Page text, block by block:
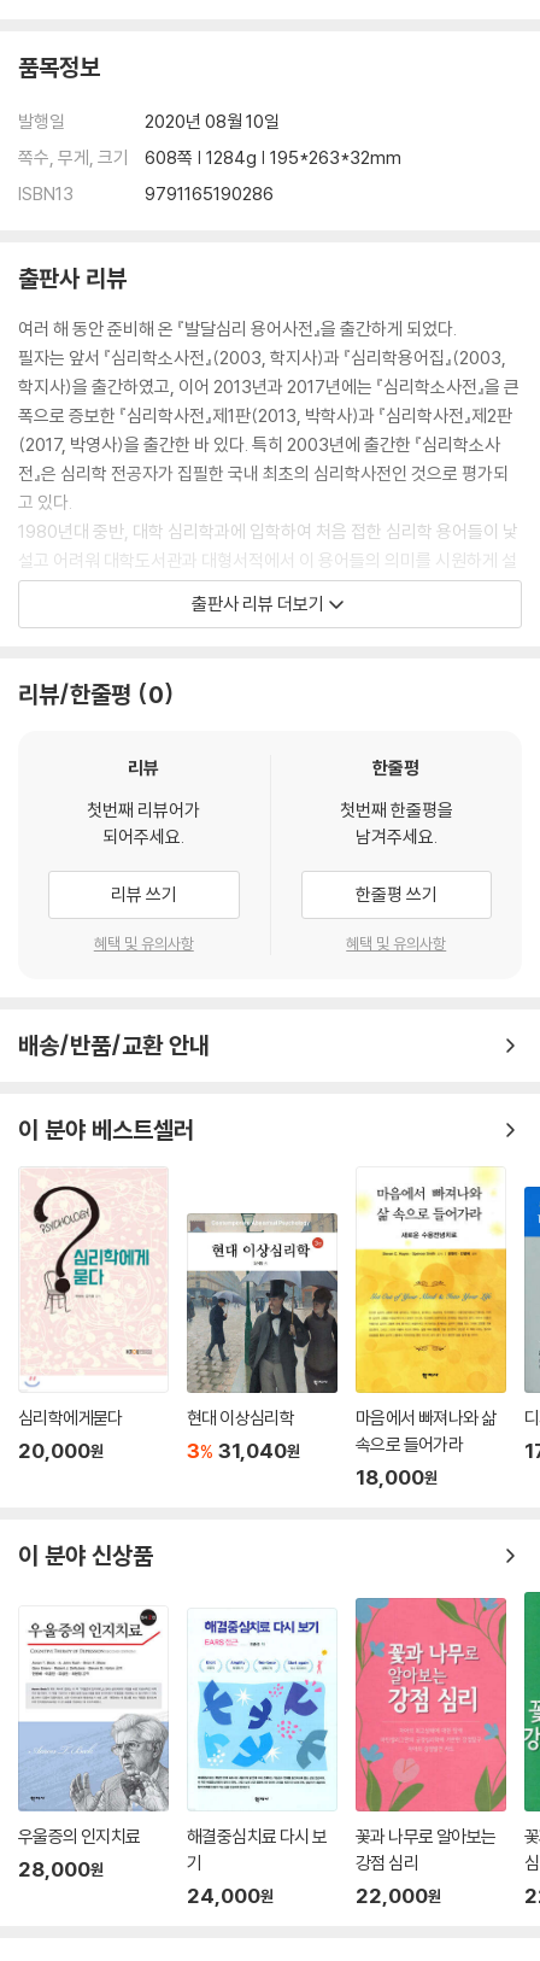
품목정보
발행일
2020년 08월 10일
쪽수, 무게, 크기
608쪽 | 1284g | 195*263*32mm
ISBN13
9791165190286
출판사 리뷰
여러 해 동안 준비해 온 『발달심리 용어사전』을 출간하게 되었다.
필자는 앞서 『심리학소사전』(2003, 학지사)과 『심리학용어집』(2003,
학지사)을 출간하였고, 이어 2013년과 2017년에는 『심리학소사전』을 큰
폭으로 증보한 『심리학사전』제1판(2013, 박학사)과 『심리학사전』제2판
(2017, 박영사)을 출간한 바 있다. 특히 2003년에 출간한 『심리학소사
전』은 심리학 전공자가 집필한 국내 최초의 심리학사전인 것으로 평가되
고 있다.
1980년대 중반, 대학 심리학과에 입학하여 처음 접한 심리학 용어들이 낯
설고 어려워 대학도서관과 대형서적에서 이 용어들의 의미를 시원하게 설
명해 줄 심리학사전류를 찾아다녔던 기억이 아직도 생생히 남아 있다. 당
시 그런 수고에도 불구하고 마땅한 책을 찾기 어려웠던 경험이 지난 20년
현재 ‘발달심리’는 심리학 분야뿐만 아니라 상담학, 교육학, 유아교육학,
수 과목 또는 주요 선택 과목으로 자리매김하고 있다. 무엇보다도 ‘발달심
식과 정보를 제공해 주고 있다.
하지만 그동안 발달심리 분야에서 사용되는 용어들의 번역·표현과 의미 전
달 과정에서 의도치 않게 부정확한 표현이나 설명이 이루어지는 경우가 종
종 발생해 왔기 때문에 이 용어들의 표현과 의미를 보다 명료하게 소개해
줄 사전의 필요성이 꾸준히 제기되어 왔다. 필자도 오랫동안 발달심리 공
원에서 발달심리를 공부하는 학습자들이나 전공자들이 발달심리 용어들
들 및 일반 학생들에게도 도움이 될 것으로 기대한다.
본 사전은 발달심리에 관한 서적이나 논문을 볼 때, 또는 강의를 들을 때 나
오는 용어들의 뜻과 표현을 보다 쉽고 명료하게 찾아볼 수 있도록 하는 데
목적이 있기 때문에 발달심리 분야와 관련된 용어들을 가능한 한 많이 담
아 소개하고자 하였다. 따라서 본 사전에는 발달심리 분야에서 많이 사용
되는 용어들뿐만 아니라 발달심리 분야와 다른 관련 분야들 모두에서 공통
적으로 사용되는 심리학 용어들도 소개하였다. 이를 위해 필자가 앞서 출
간한 『심리학사전』(제2판)에 소개된 용어들 가운데 발달심리 분야에서도
공통적으로 사용되는 용어들과 내용을 포함시켰다. 또한 본 사전에는 발달
심리 분야의 발전에 기여해 온 대표적인 학자들과 발달심리 이론에 큰 영
향을 미친 주요 학자들도 소개하였다.
본 사전에서는 용어들을 『한글-한자-영어』의 순으로 표기한 후에 그 개념
을 제시하였다. 따라서 독자들은 본 사전을 통해 발달심리 용어들의 한글
들이 가지고 있는 핵심 개념을 파악할 수 있다. 또한 사전의 후반부에는 본
사전에서 다루고 있는 용어들을 영어 표현(영어 단어)을 중심으로 찾아볼
수 있도록 하기 위해 각각의 용어들을 『영어-한글-한자』의 순으로 표기한
후에 각 용어들의 개념을 소개하고 있는 본문의 위치(쪽 번호)를 제시하였
다. 이를 통해 독자들은 영어로 표현된 발달심리 관련 용어들의 한글 표기
와 한자 표기를 바로 확인·비교할 수 있고, 동시에 각각의 용어들이 가진 핵
심 개념을 손쉽게 찾아볼 수 있다.
본 사전을 통해 여러 학문 분야들에서 발달심리를 전공하거나 학습하는 학
생들과 연구자들, 그리고 발달심리나 자녀양육과 발달에 관심이 있는 많은
분들이 발달심리 관련 용어들이 가진 의미와 표현을 이해하고 이를 학문
활동이나 실제 생활 속에서 활용해 가는 데 많은 도움이 되길 바란다.
출판사 리뷰 더보기
리뷰/한줄평 0
리뷰
첫번째 리뷰어가
되어주세요.
리뷰 쓰기
혜택 및 유의사항
한줄평
첫번째 한줄평을
남겨주세요.
한줄평 쓰기
혜택 및 유의사항
배송/반품/교환 안내
이 분야 베스트셀러
심리학에게묻다
20,000원
현대 이상심리학
3% 31,040원
마음에서 빠져나와 삶
속으로 들어가라
18,000원
이 분야 신상품
우울증의 인지치료
28,000원
해결중심치료 다시 보
기
24,000원
꽃과 나무로 알아보는
강점 심리
22,000원